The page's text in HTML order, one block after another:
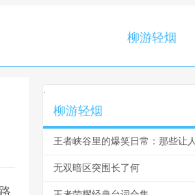
柳游轻烟
.
柳游轻烟
无双暗区突围长了何